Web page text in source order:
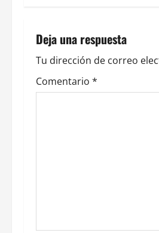
g
a
c
Deja una respuesta
Tu dirección de correo
Comentario *